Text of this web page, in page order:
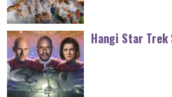
Hangi Star Trek